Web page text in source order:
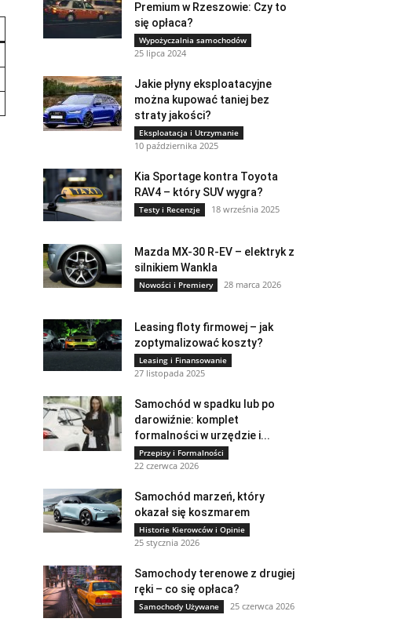
Premium w Rzeszowie: Czy to
się opłaca?
Wypożyczalnia samochodów
25 lipca 2024
Jakie płyny eksploatacyjne
można kupować taniej bez
straty jakości?
Eksploatacja i Utrzymanie
10 października 2025
Kia Sportage kontra Toyota
RAV4 – który SUV wygra?
Testy i Recenzje 18 września 2025
Mazda MX-30 R-EV – elektryk z
silnikiem Wankla
Nowości i Premiery 28 marca 2026
Leasing floty firmowej – jak
zoptymalizować koszty?
Leasing i Finansowanie
27 listopada 2025
Samochód w spadku lub po
darowiźnie: komplet
formalności w urzędzie i...
Przepisy i Formalności
22 czerwca 2026
Samochód marzeń, który
okazał się koszmarem
Historie Kierowców i Opinie
25 stycznia 2026
Samochody terenowe z drugiej
ręki – co się opłaca?
Samochody Używane 25 czerwca 2026